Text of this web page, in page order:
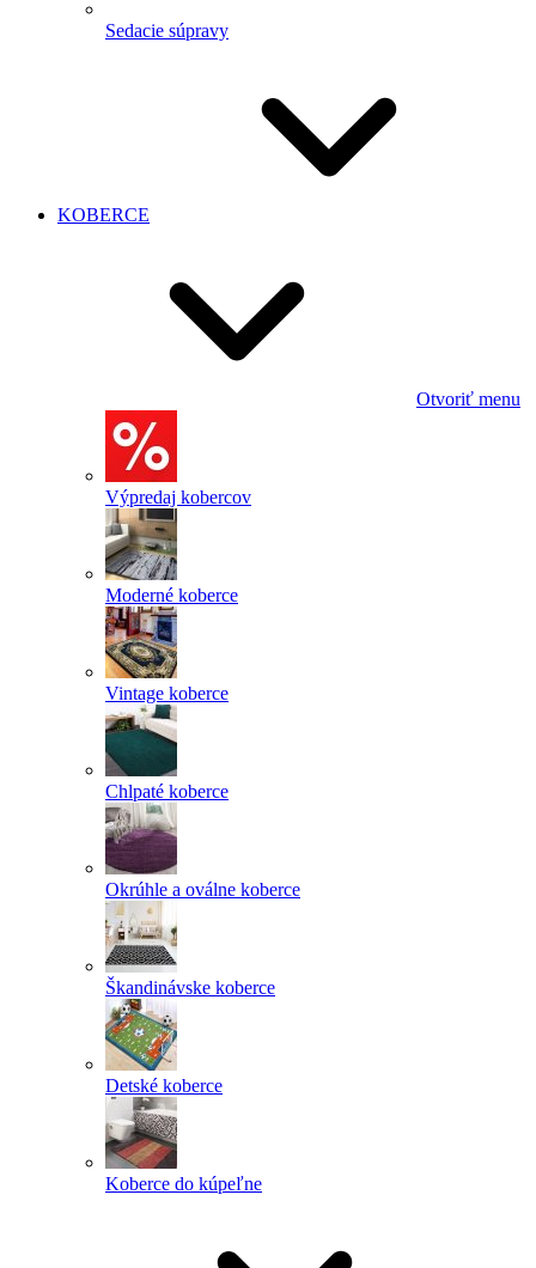
Sedacie súpravy
KOBERCE
Otvoriť menu
Výpredaj kobercov
Moderné koberce
Vintage koberce
Chlpaté koberce
Okrúhle a oválne koberce
Škandinávske koberce
Detské koberce
Koberce do kúpeľne